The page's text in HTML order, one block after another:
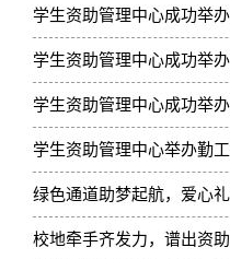
学生资助管理中心成功举
学生资助管理中心成功举
学生资助管理中心成功举
学生资助管理中心举办勤
绿色通道助梦起航，爱心
校地牵手齐发力，谱出资